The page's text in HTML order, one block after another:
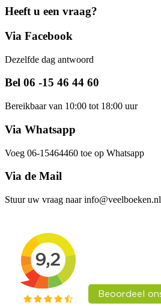
Heeft u een vraag?
Via Facebook
Dezelfde dag antwoord
Bel 06 -15 46 44 60
Bereikbaar van 10:00 tot 18:00 uur
Via Whatsapp
Voeg 06-15464460 toe op Whatsapp
Via de Mail
Stuur uw vraag naar info@veelboeken.nl